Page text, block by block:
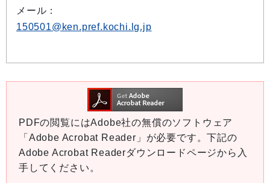
メール：
150501@ken.pref.kochi.lg.jp
PDFの閲覧にはAdobe社の無償のソフトウェア
「Adobe Acrobat Reader」が必要です。下記の
Adobe Acrobat Readerダウンロードページから入
手してください。